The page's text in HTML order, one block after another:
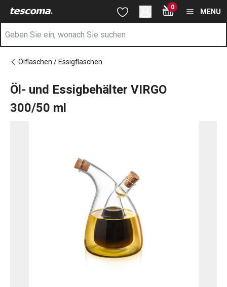
Sie befinden sich auf der Öl- und Essigbehälter VIRGO 300/50
Zum Hauptinhalt springen
Zur Suche springen
Zur Navigation springen 0
MENU
Ölflaschen / Essigflaschen
Öl- und Essigbehälter VIRGO
300/50 ml